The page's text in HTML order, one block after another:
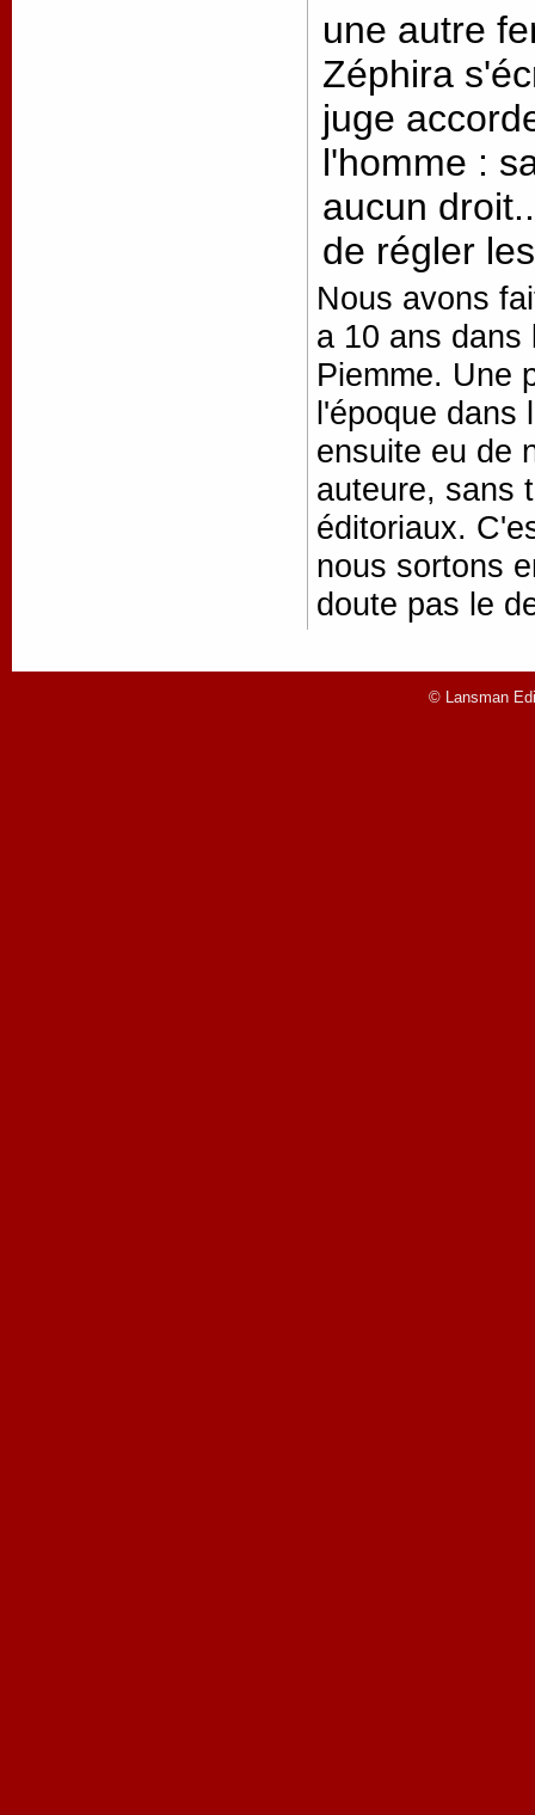
une autre
Zéphira
juge
l'homme :
aucun
de régler
Nous avons
a 10 ans dans
Piemme. Une
l'époque dans
ensuite eu de
auteure, sans
éditoriaux.
nous sortons
doute pas le
© Lansman